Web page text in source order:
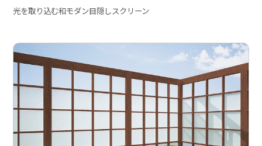
光を取り込む和モダン目隠しスクリーン